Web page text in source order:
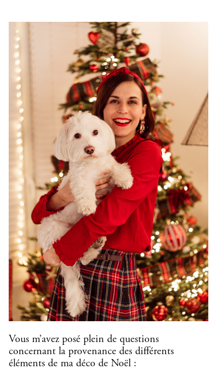
Vous m’avez posé plein de questions
concernant la provenance des différents
éléments de ma déco de Noël :